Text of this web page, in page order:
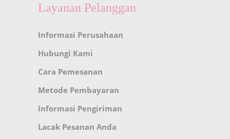
Layanan Pelanggan
Informasi Perusahaan
Hubungi Kami
Cara Pemesanan
Metode Pembayaran
Informasi Pengiriman
Lacak Pesanan Anda